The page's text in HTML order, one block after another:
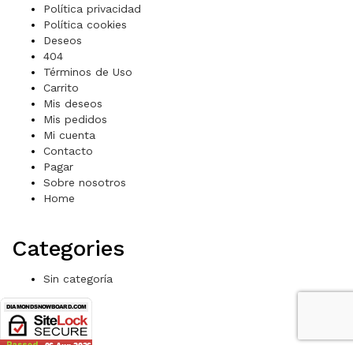
Política privacidad
Política cookies
Deseos
404
Términos de Uso
Carrito
Mis deseos
Mis pedidos
Mi cuenta
Contacto
Pagar
Sobre nosotros
Home
Categories
Sin categoría